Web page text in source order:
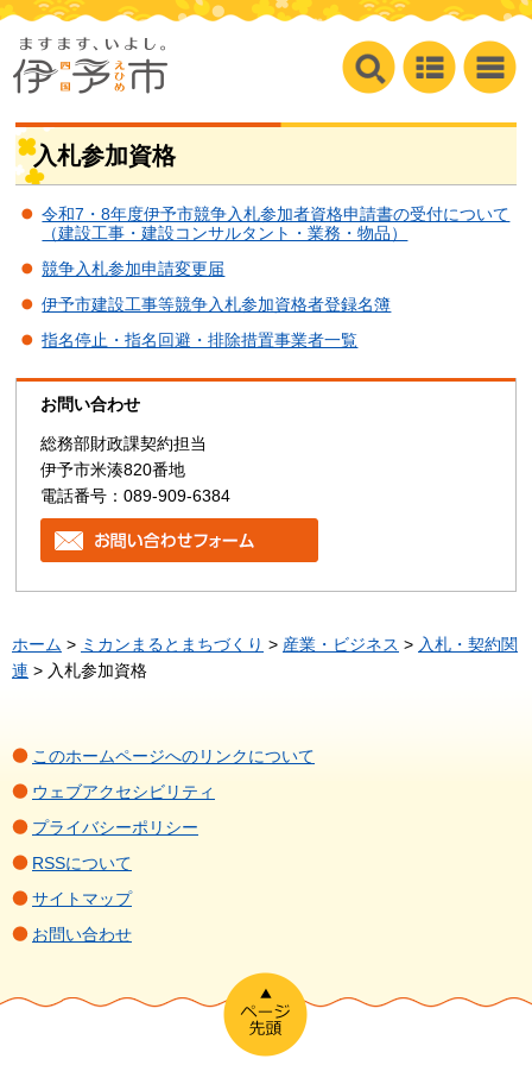
入札参加資格
令和7・8年度伊予市競争入札参加者資格申請書の受付について
（建設工事・建設コンサルタント・業務・物品）
競争入札参加申請変更届
伊予市建設工事等競争入札参加資格者登録名簿
指名停止・指名回避・排除措置事業者一覧
お問い合わせ
総務部財政課契約担当
伊予市米湊820番地
電話番号：089-909-6384
ホーム > ミカンまるとまちづくり > 産業・ビジネス > 入札・契約関
連 > 入札参加資格
このホームページへのリンクについて
ウェブアクセシビリティ
プライバシーポリシー
RSSについて
サイトマップ
お問い合わせ